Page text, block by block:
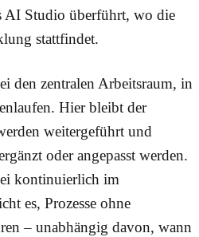
AI Studio überführt, wo die
stattfindet.
den zentralen Arbeitsraum, in
Hier bleibt der
weitergeführt und
oder angepasst werden.
kontinuierlich im
es, Prozesse ohne
– unabhängig davon, wann